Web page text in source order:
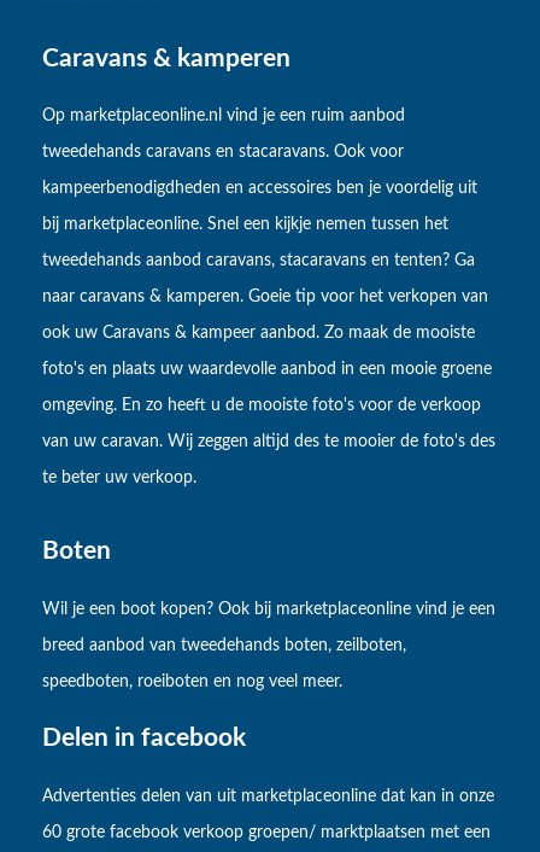
Caravans & kamperen
Op marketplaceonline.nl vind je een ruim aanbod
tweedehands caravans en stacaravans. Ook voor
kampeerbenodigdheden en accessoires ben je voordelig uit
bij marketplaceonline. Snel een kijkje nemen tussen het
tweedehands aanbod caravans, stacaravans en tenten? Ga
naar caravans & kamperen. Goeie tip voor het verkopen van
ook uw Caravans & kampeer aanbod. Zo maak de mooiste
foto's en plaats uw waardevolle aanbod in een mooie groene
omgeving. En zo heeft u de mooiste foto's voor de verkoop
van uw caravan. Wij zeggen altijd des te mooier de foto's des
te beter uw verkoop.
Boten
Wil je een boot kopen? Ook bij marketplaceonline vind je een
breed aanbod van tweedehands boten, zeilboten,
speedboten, roeiboten en nog veel meer.
Delen in facebook
Advertenties delen van uit marketplaceonline dat kan in onze
60 grote facebook verkoop groepen/ marktplaatsen met een